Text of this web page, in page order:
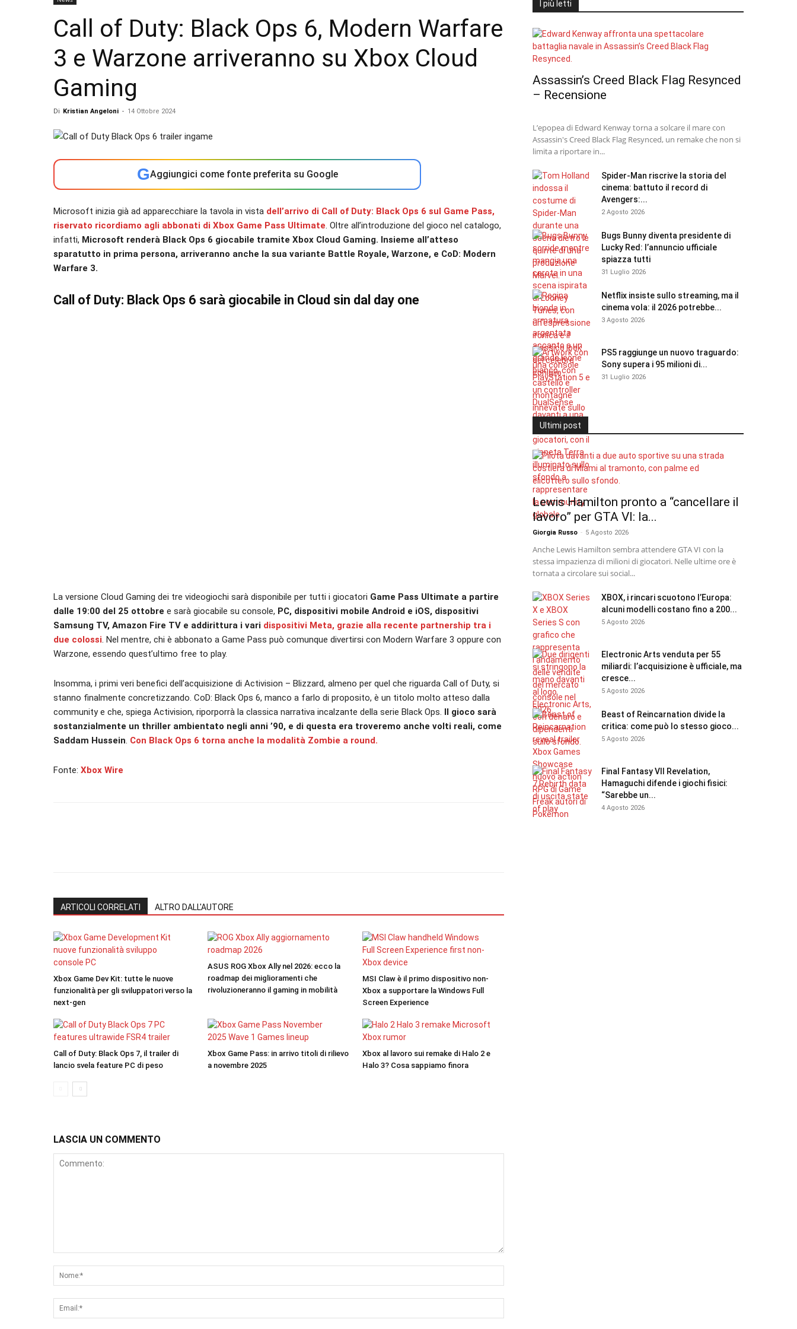
Call of Duty: Black Ops 6, Modern Warfare
3 e Warzone arriveranno su Xbox Cloud
Gaming
Di Kristian Angeloni - 14 Ottobre 2024
GAggiungici come fonte preferita su Google
Microsoft inizia già ad apparecchiare la tavola in vista dell’arrivo di Call of Duty: Black Ops 6 sul Game Pass,
riservato ricordiamo agli abbonati di Xbox Game Pass Ultimate. Oltre all’introduzione del gioco nel catalogo,
infatti, Microsoft renderà Black Ops 6 giocabile tramite Xbox Cloud Gaming. Insieme all’atteso
sparatutto in prima persona, arriveranno anche la sua variante Battle Royale, Warzone, e CoD: Modern
Warfare 3.
Call of Duty: Black Ops 6 sarà giocabile in Cloud sin dal day one
La versione Cloud Gaming dei tre videogiochi sarà disponibile per tutti i giocatori Game Pass Ultimate a partire
dalle 19:00 del 25 ottobre e sarà giocabile su console, PC, dispositivi mobile Android e iOS, dispositivi
Samsung TV, Amazon Fire TV e addirittura i vari dispositivi Meta, grazie alla recente partnership tra i
due colossi . Nel mentre, chi è abbonato a Game Pass può comunque divertirsi con Modern Warfare 3 oppure con
Warzone, essendo quest’ultimo free to play.
Insomma, i primi veri benefici dell’acquisizione di Activision – Blizzard, almeno per quel che riguarda Call of Duty, si
stanno finalmente concretizzando. CoD: Black Ops 6, manco a farlo di proposito, è un titolo molto atteso dalla
community e che, spiega Activision, riporporrà la classica narrativa incalzante della serie Black Ops. Il gioco sarà
sostanzialmente un thriller ambientato negli anni ’90, e di questa era troveremo anche volti reali, come
Saddam Hussein Con Black Ops 6 torna anche la modalità Zombie a round.
Fonte: Xbox Wire
ARTICOLI CORRELATI ALTRO DALL'AUTORE
Xbox Game Dev Kit: tutte le nuove
funzionalità per gli sviluppatori verso la
next-gen
ASUS ROG Xbox Ally nel 2026: ecco la
roadmap dei miglioramenti che
rivoluzioneranno il gaming in mobilità
MSI Claw è il primo dispositivo non-
Xbox a supportare la Windows Full
Screen Experience
Call of Duty: Black Ops 7, il trailer di
lancio svela feature PC di peso
Xbox Game Pass: in arrivo titoli di rilievo
a novembre 2025
Xbox al lavoro sui remake di Halo 2 e
Halo 3? Cosa sappiamo finora
LASCIA UN COMMENTO
I più letti
Assassin’s Creed Black Flag Resynced
– Recensione
L’epopea di Edward Kenway torna a solcare il mare con
Assassin's Creed Black Flag Resynced, un remake che non si
limita a riportare in...
Spider-Man riscrive la storia del
cinema: battuto il record di
Avengers:...
2 Agosto 2026
Bugs Bunny diventa presidente di
Lucky Red: l’annuncio ufficiale
spiazza tutti
31 Luglio 2026
Netflix insiste sullo streaming, ma il
cinema vola: il 2026 potrebbe...
3 Agosto 2026
PS5 raggiunge un nuovo traguardo:
Sony supera i 95 milioni di...
31 Luglio 2026
Ultimi post
Lewis Hamilton pronto a “cancellare il
lavoro” per GTA VI: la...
Giorgia Russo - 5 Agosto 2026
Anche Lewis Hamilton sembra attendere GTA VI con la
stessa impazienza di milioni di giocatori. Nelle ultime ore è
tornata a circolare sui social...
XBOX, i rincari scuotono l’Europa:
alcuni modelli costano fino a 200...
5 Agosto 2026
Electronic Arts venduta per 55
miliardi: l’acquisizione è ufficiale, ma
cresce...
5 Agosto 2026
Beast of Reincarnation divide la
critica: come può lo stesso gioco...
5 Agosto 2026
Final Fantasy VII Revelation,
Hamaguchi difende i giochi fisici:
“Sarebbe un...
4 Agosto 2026